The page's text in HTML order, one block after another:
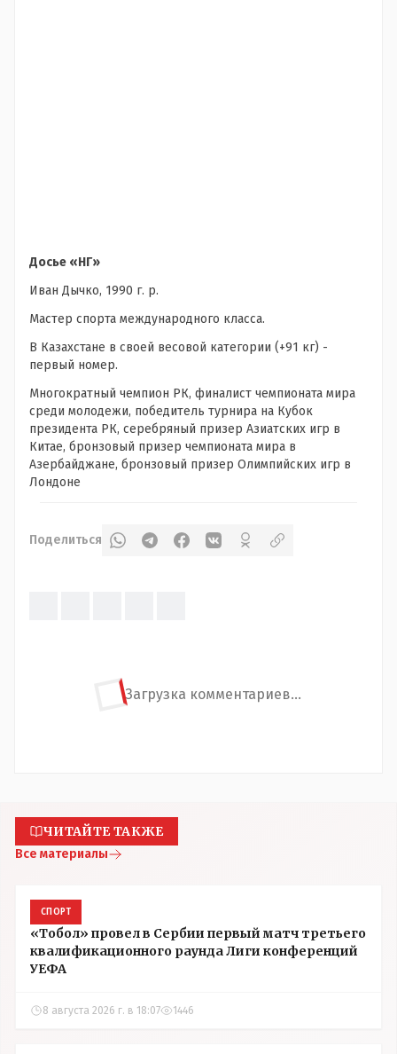
Досье «НГ»
Иван Дычко, 1990 г. р.
Мастер спорта международного класса.
В Казахстане в своей весовой категории (+91 кг) -
первый номер.
Многократный чемпион РК, финалист чемпионата мира
среди молодежи, победитель турнира на Кубок
президента РК, серебряный призер Азиатских игр в
Китае, бронзовый призер чемпионата мира в
Азербайджане, бронзовый призер Олимпийских игр в
Лондоне
Поделиться
Загрузка комментариев...
ЧИТАЙТЕ ТАКЖЕ
Все материалы
СПОРТ
«Тобол» провел в Сербии первый матч третьего
квалификационного раунда Лиги конференций
УЕФА
8 августа 2026 г. в 18:07 1446